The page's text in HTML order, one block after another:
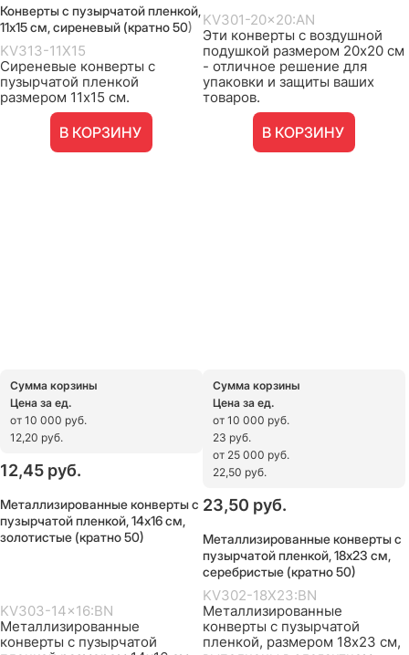
Конверты с пузырчатой пленкой,
11х15 см, сиреневый (кратно 50)
KV313-11X15
Сиреневые конверты с
пузырчатой пленкой
размером 11х15 см.
В КОРЗИНУ
KV301-20x20:AN
Эти конверты с воздушной
подушкой размером 20х20 см
- отличное решение для
упаковки и защиты ваших
товаров.
В КОРЗИНУ
Сумма корзины
Цена за ед.
от 10 000 руб.
12,20 руб.
12,45 руб.
Металлизированные конверты с
пузырчатой пленкой, 14х16 см,
золотистые (кратно 50)
KV303-14x16:BN
Металлизированные
конверты с пузырчатой
Сумма корзины
Цена за ед.
от 10 000 руб.
23 руб.
от 25 000 руб.
22,50 руб.
23,50 руб.
Металлизированные конверты с
пузырчатой пленкой, 18х23 см,
серебристые (кратно 50)
KV302-18X23:BN
Металлизированные
конверты с пузырчатой
пленкой, размером 18х23 см,